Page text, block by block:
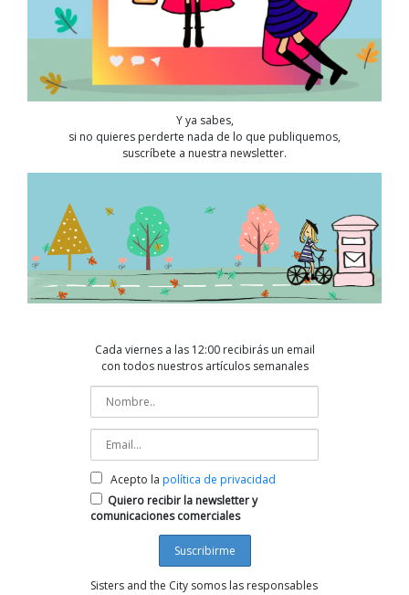
Y ya sabes,
si no quieres perderte nada de lo que publiquemos,
suscríbete a nuestra newsletter.
Cada viernes a las 12:00 recibirás un email
con todos nuestros artículos semanales
Acepto la política de privacidad
Quiero recibir la newsletter y
comunicaciones comerciales
Sisters and the City somos las responsables